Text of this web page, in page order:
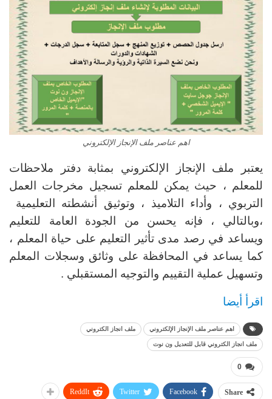
اهم عناصر ملف الإنجاز الإلكتروني
يعتبر ملف الإنجاز الإلكتروني بمثابة دفتر ملاحظات
للمعلم ، حيث يمكن للمعلم تسجيل مخرجات العمل
التربوي ، وأداء التلاميذ ، وتوثيق أنشطته التعليمية
،وبالتالي ، فإنه يحسن من الجودة العامة للتعليم
ويساعد في رصد مدى تأثير التعليم على حياة المعلم ،
كما يساعد في المحافظة على وثائق وسجلات المعلم
وتسهيل عملية التقييم والتوجيه المستقبلي .
اقرأ أيضا
اهم عناصر ملف الإنجاز الإلكتروني ملف انجاز الكتروني
ملف انجاز الكتروني قابل للتعديل ون نوت
0
Share
Facebook
Twitter
ReddIt